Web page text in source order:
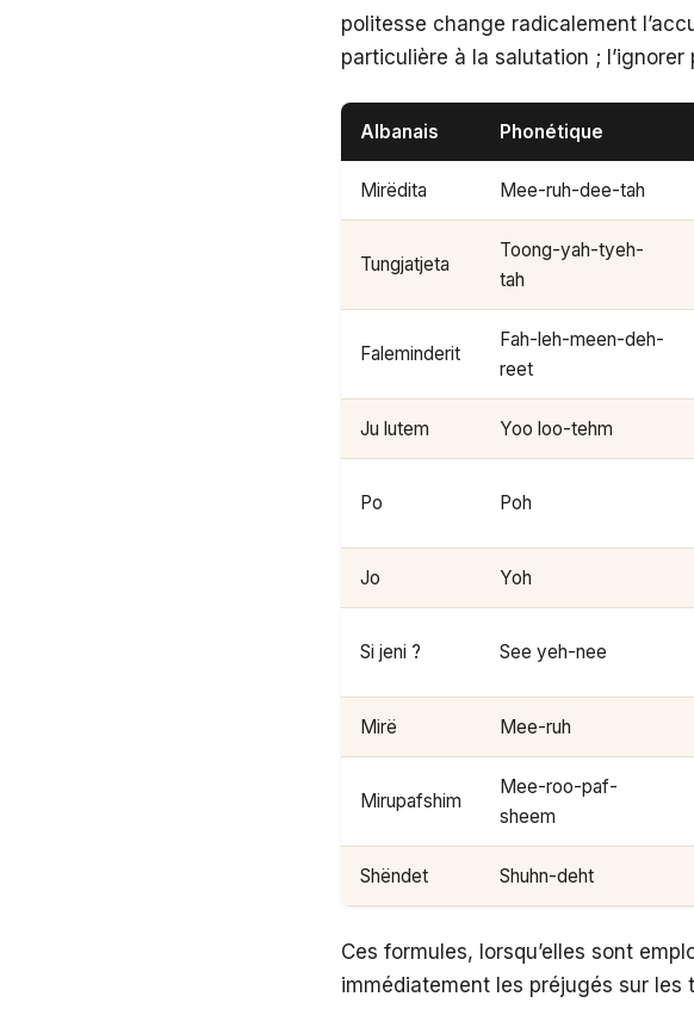
politesse change radicalement
particulière à la salutation ; l’ignorer
Albanais Phonétique
Mirëdita Mee-ruh-dee-tah
Tungjatjeta
Toong-yah-tyeh-
tah
Faleminderit
Fah-leh-meen-deh-
reet
Ju lutem Yoo loo-tehm
Po Poh
Jo Yoh
Si jeni ? See yeh-nee
Mirë Mee-ruh
Mirupafshim
Mee-roo-paf-
sheem
Shëndet Shuhn-deht
Ces formules, lorsqu’elles sont
immédiatement les préjugés sur les